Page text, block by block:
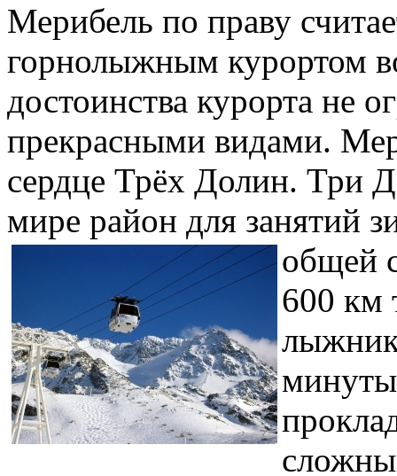
Мерибель по праву
горнолыжным курортом
достоинства курорта не
прекрасными видами.
сердце Трёх Долин. Три
мире район для занятий
общей
600 км